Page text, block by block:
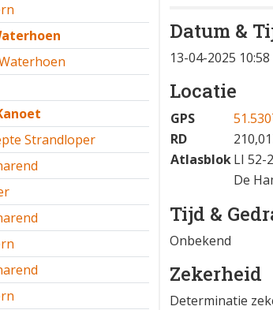
Strandloper
Datum &
13-04-2025 10:58
Locatie
GPS
RD
AtlasblokLI 52-
De
Tijd &
Onbekend
Zekerheid
Determinatie